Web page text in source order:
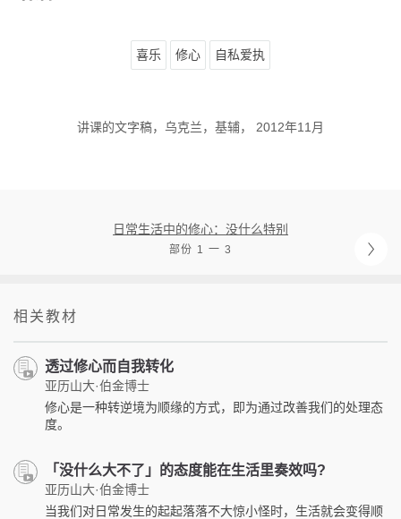
喜乐 修心 自私爱执
讲课的文字稿，乌克兰，基辅， 2012年11月
日常生活中的修心：没什么特别
部份 1 一 3
相关教材
透过修心而自我转化
亚历山大·伯金博士
修心是一种转逆境为顺缘的方式，即为通过改善我们的处理态
度。
「没什么大不了」的态度能在生活里奏效吗?
亚历山大·伯金博士
当我们对日常发生的起起落落不大惊小怪时，生活就会变得顺